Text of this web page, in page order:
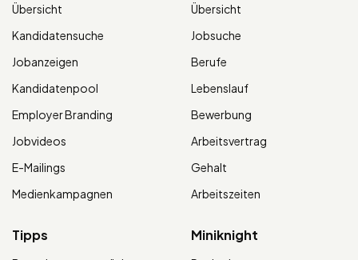
Übersicht
Kandidatensuche
Jobanzeigen
Kandidatenpool
Employer Branding
Jobvideos
E-Mailings
Medienkampagnen
Übersicht
Jobsuche
Berufe
Lebenslauf
Bewerbung
Arbeitsvertrag
Gehalt
Arbeitszeiten
Tipps Miniknight